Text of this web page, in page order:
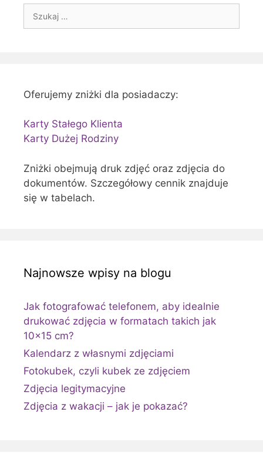
Oferujemy zniżki dla posiadaczy:
Karty Stałego Klienta
Karty Dużej Rodziny
Zniżki obejmują druk zdjęć oraz zdjęcia do
dokumentów. Szczegółowy cennik znajduje
się w tabelach.
Najnowsze wpisy na blogu
Jak fotografować telefonem, aby idealnie
drukować zdjęcia w formatach takich jak
10×15 cm?
Kalendarz z własnymi zdjęciami
Fotokubek, czyli kubek ze zdjęciem
Zdjęcia legitymacyjne
Zdjęcia z wakacji – jak je pokazać?